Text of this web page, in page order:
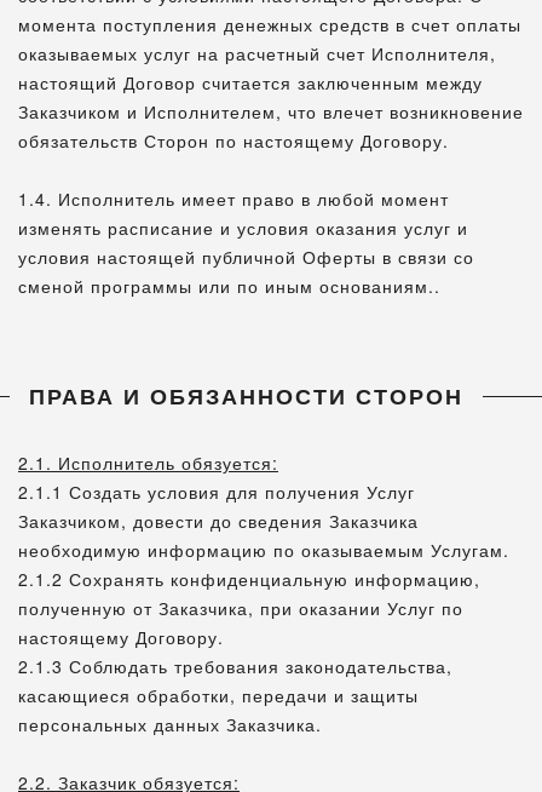
момента поступления денежных средств в счет оплаты
оказываемых услуг на расчетный счет Исполнителя,
настоящий Договор считается заключенным между
Заказчиком и Исполнителем, что влечет возникновение
обязательств Сторон по настоящему Договору.
1.4. Исполнитель имеет право в любой момент
изменять расписание и условия оказания услуг и
условия настоящей публичной Оферты в связи со
сменой программы или по иным основаниям..
ПРАВА И ОБЯЗАННОСТИ СТОРОН
2.1. Исполнитель обязуется:
2.1.1 Создать условия для получения Услуг
Заказчиком, довести до сведения Заказчика
необходимую информацию по оказываемым Услугам.
2.1.2 Сохранять конфиденциальную информацию,
полученную от Заказчика, при оказании Услуг по
настоящему Договору.
2.1.3 Соблюдать требования законодательства,
касающиеся обработки, передачи и защиты
персональных данных Заказчика.
2.2. Заказчик обязуется: